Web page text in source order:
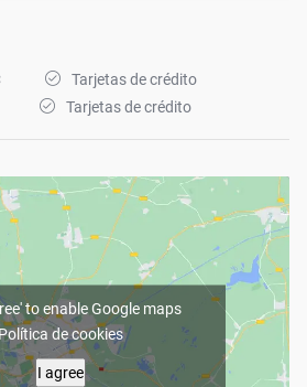
Tarjetas de crédito
Tarjetas de crédito
to enable Google maps
de cookies
I agree